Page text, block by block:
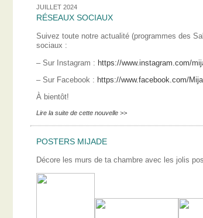
JUILLET 2024
RÉSEAUX SOCIAUX
Suivez toute notre actualité (programmes des
sociaux :
– Sur Instagram : https://www.instagram.com/
– Sur Facebook : https://www.facebook.com/
À bientôt!
Lire la suite de cette nouvelle >>
POSTERS MIJADE
Décore les murs de ta chambre avec les jolis